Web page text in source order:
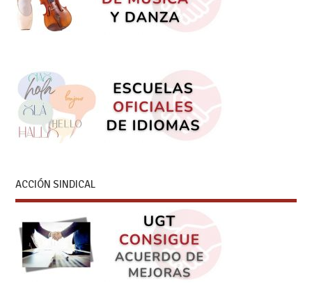
ACCIÓN SINDICAL